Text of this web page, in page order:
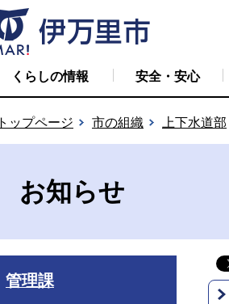
くらしの情報 安全・安心
トップページ 市の組織 上下水道部
お知らせ
管理課